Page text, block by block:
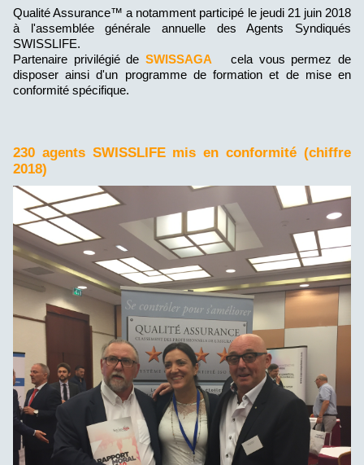
Qualité Assurance™ a notamment participé le jeudi 21 juin 2018
à l'assemblée générale annuelle des Agents Syndiqués
SWISSLIFE.
Partenaire privilégié de SWISSAGA cela vous permez de
disposer ainsi d'un programme de formation et de mise en
conformité spécifique.
230 agents SWISSLIFE mis en conformité (chiffre
2018)